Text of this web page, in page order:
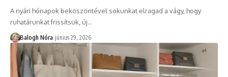
A nyári hónapok beköszöntével sokunkat elragad a vágy, hogy
ruhatárunkat frissítsük, új…
Balogh Nóra június 29, 2026